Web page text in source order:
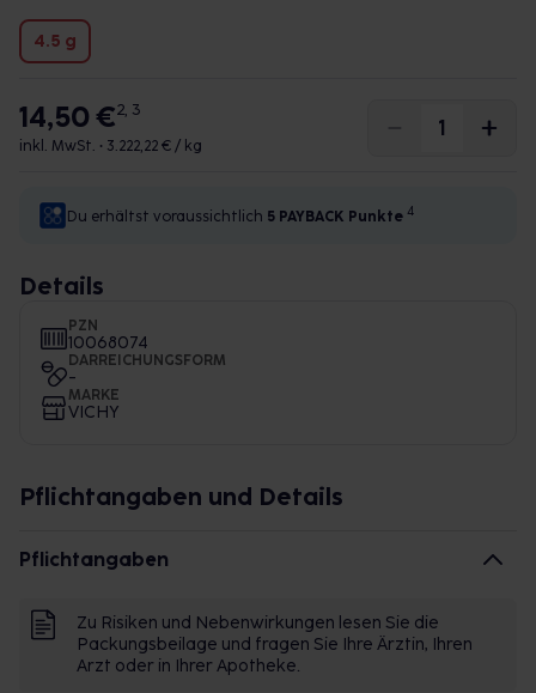
4.5 g
14,50 €2, 3
inkl. MwSt. • 3.222,22 € / kg
Du erhältst voraussichtlich 5 PAYBACK Punkte 4
Details
PZN
10068074
DARREICHUNGSFORM
-
MARKE
VICHY
Pflichtangaben und Details
Pflichtangaben
Zu Risiken und Nebenwirkungen lesen Sie die
Packungsbeilage und fragen Sie Ihre Ärztin, Ihren
Arzt oder in Ihrer Apotheke.